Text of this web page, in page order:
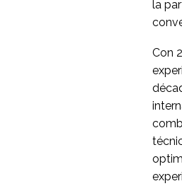
15 de octubre de 2013
5 consejos para
mapas de recorrido
15 de noviembre de
la
Con